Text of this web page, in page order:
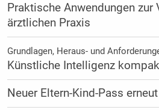
Praktische Anwendungen zur
ärztlichen Praxis
Grundlagen, Heraus- und
Künstliche Intelligenz
Neuer Eltern-Kind-Pass